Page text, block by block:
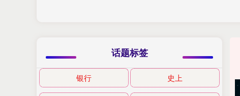
话题标签
银行 史上